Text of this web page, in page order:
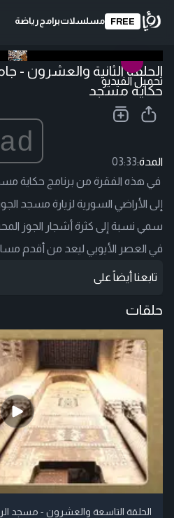
FREE مسلسلاتبرامج رياضة
تحميل الفيديو
الحلقة الثانية والعشرون -
حكاية مسجد
ad
المدة:03:33
في هذه الفقرة من برنامج حكاية
إلى الأراضي السورية لزيارة مسجد
سمي نسبة إلى كثرة أشجار الجوز
في العصر الأيوبي ليعد من أقدم
تابعنا أيضاً على
حلقات
الحلقة التاسعة والعشرون - مسجد